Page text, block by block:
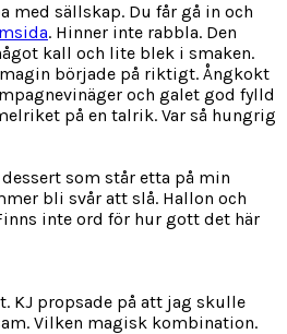
med sällskap. Du får gå in och
. Hinner inte rabbla. Den
kall och lite blek i smaken.
började på riktigt. Ångkokt
och galet god fylld
på en talrik. Var så hungrig
som står etta på min
bli svår att slå. Hallon och
inte ord för hur gott det här
KJ propsade på att jag skulle
Vilken magisk kombination.